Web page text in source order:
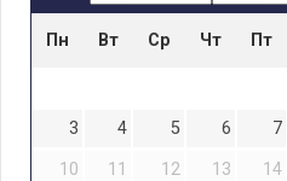
Пн Вт Ср Чт Пт
3
4 5 6 7
10
11 12 13 14